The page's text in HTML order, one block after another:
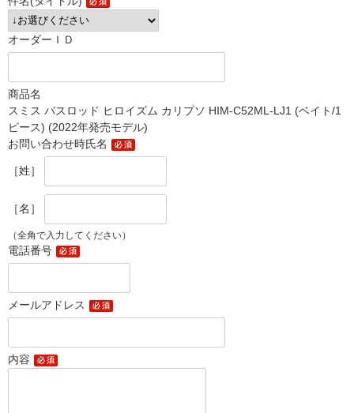
オーダーＩＤ
商品名
スミス バスロッド ヒロイズム カリプソ HIM-C52ML-LJ1 (ベイト/1
ピース) (2022年発売モデル)
お問い合わせ時氏名
［姓］
［名］
（全角で入力してください）
電話番号
メールアドレス
内容